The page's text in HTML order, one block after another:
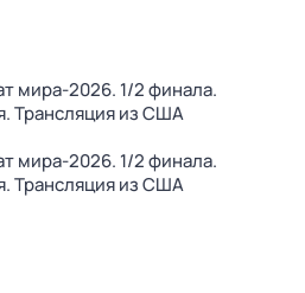
мира-2026. 1/2 финала.
Трансляция из США
мира-2026. 1/2 финала.
Трансляция из США